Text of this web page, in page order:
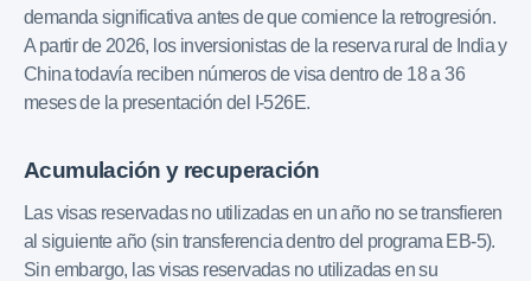
demanda significativa antes de que comience la retrogresión.
A partir de 2026, los inversionistas de la reserva rural de India y
China todavía reciben números de visa dentro de 18 a 36
meses de la presentación del I-526E.
Acumulación y recuperación
Las visas reservadas no utilizadas en un año no se transfieren
al siguiente año (sin transferencia dentro del programa EB-5).
Sin embargo, las visas reservadas no utilizadas en su